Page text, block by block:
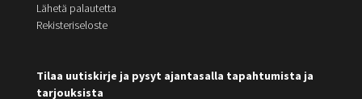
Lähetä palautetta
Rekisteriseloste
Tilaa uutiskirje ja pysyt ajantasalla tapahtumista ja
tarjouksista